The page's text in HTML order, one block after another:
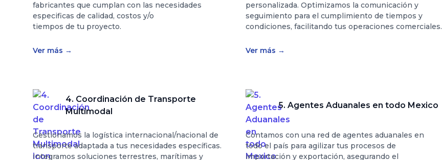
fabricantes que cumplan con las necesidades
especificas de calidad, costos y/o
tiempos de tu proyecto.
Ver más →
personalizada. Optimizamos la comunicación y
seguimiento para el cumplimiento de tiempos y
condiciones, facilitando tus operaciones comerciales.
Ver más →
4. Coordinación de Transporte
Multimodal
Gestionamos la logística internacional/nacional de
transporte adaptada a tus necesidades específicas.
Integramos soluciones terrestres, marítimas y
5. Agentes Aduanales en todo Mexico
Contamos con una red de agentes aduanales en
todo el país para agilizar tus procesos de
importación y exportación, asegurando el